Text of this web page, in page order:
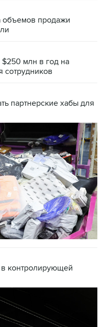
объемов продажи
$250 млн в год на
сотрудников
партнерские хабы для
в контролирующей